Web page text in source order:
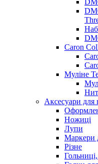
Caron
Муліне
Аксесуари
Ножиці
Лупи
Маркери
Різне
Гольниці,